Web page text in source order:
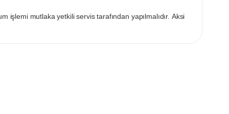
işlemi mutlaka yetkili servis tarafından yapılmalıdır. Aksi